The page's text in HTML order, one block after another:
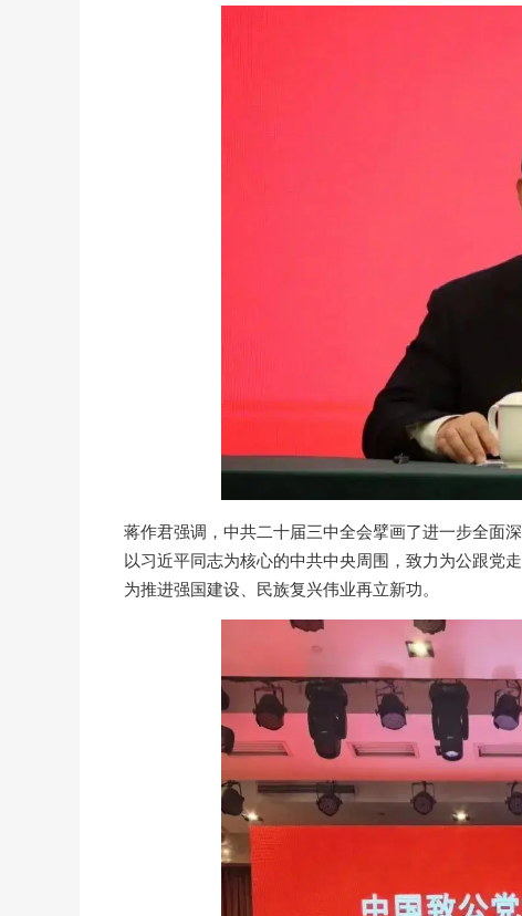
蒋作君强调，中共二十届三中全会擘画了进一步全面
以习近平同志为核心的中共中央周围，致力为公跟党
为推进强国建设、民族复兴伟业再立新功。